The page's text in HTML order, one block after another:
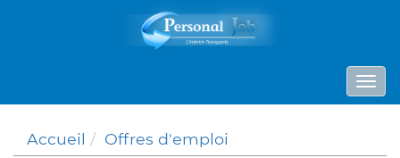
Accueil Offres d'emploi
Panneau de gestion des cookies